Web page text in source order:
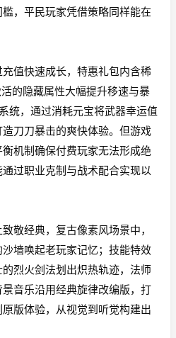
，平民玩家凭借策略同样能在
值快速成长，特惠礼包内含稀
的隐藏属性大幅提升移速与暴
统，通过消耗元宝将武器幸运值
刀刀暴击的爽快体验。但游戏
机制确保付费玩家无法形成绝
过职业克制与战术配合实现以
敬经典，复古像素风场景中，
墙唤起老玩家记忆；技能特效
烈火剑法划出炽热轨迹，法师
音乐沿用经典旋律改编版，打
版体验，从视觉到听觉构建出